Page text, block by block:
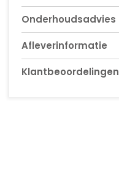
Onderhoudsadvies
Afleverinformatie
Klantbeoordelingen